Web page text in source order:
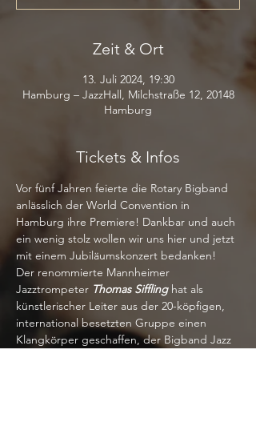
Zeit & Ort
13. Juli 2024, 19:30
Hamburg – JazzHall, Milchstraße 12, 20148
Hamburg
Tickets & Infos
Vor fünf Jahren feierte die Rotary Bigband
anlässlich der World Convention in
Hamburg ihre Premiere! Dankbar und auch
ein wenig stolz wollen wir uns hier und jetzt
mit einem Jubiläumskonzert bedanken!
Der renommierte Mannheimer
Jazztrompeter Thomas Siffling hat als
künstlerischer Leiter aus der 20-köpfigen,
international besetzten Gruppe einen
Klangkörper geschaffen, der Bigband Jazz